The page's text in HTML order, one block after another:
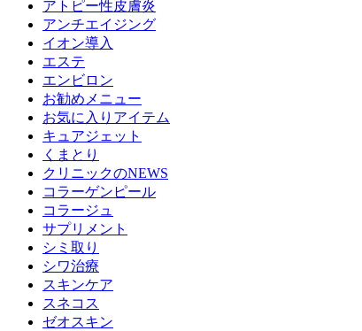
アトピー性皮膚炎
アンチエイジング
イオン導入
エステ
エンビロン
お勧めメニュー
お気に入りアイテム
キュアジェット
くまとり
クリニックのNEWS
コラーゲンピール
コラージュ
サプリメント
シミ取り
シワ治療
スキンケア
スネコス
ゼオスキン